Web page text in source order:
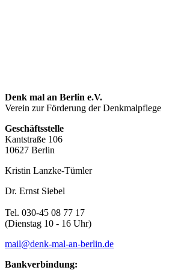
Denk mal an Berlin e.V.
Verein zur Förderung der Denkmalpflege
Geschäftsstelle
Kantstraße 106
10627 Berlin
Kristin Lanzke-Tümler
Dr. Ernst Siebel
Tel. 030-45 08 77 17
(Dienstag 10 - 16 Uhr)
mail@denk-mal-an-berlin.de
Bankverbindung: